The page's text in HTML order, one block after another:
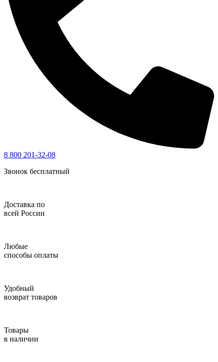
8 800 201-32-08
Звонок бесплатный
Доставка по
всей России
Любые
способы оплаты
Удобный
возврат товаров
Товары
в наличии